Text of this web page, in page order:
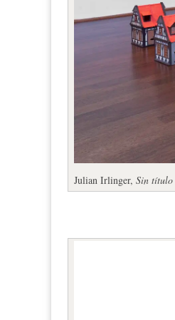
Julian Irlinger, Sin título